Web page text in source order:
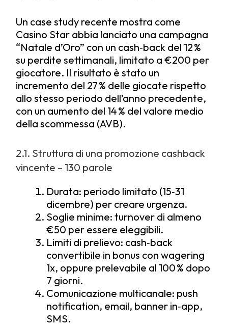
Un case study recente mostra come
Casino Star abbia lanciato una campagna
“Natale d’Oro” con un cash‑back del 12 %
su perdite settimanali, limitato a €200 per
giocatore. Il risultato è stato un
incremento del 27 % delle giocate rispetto
allo stesso periodo dell’anno precedente,
con un aumento del 14 % del valore medio
della scommessa (AVB).
2.1. Struttura di una promozione cashback
vincente – 130 parole
Durata: periodo limitato (15‑31
dicembre) per creare urgenza.
Soglie minime: turnover di almeno
€50 per essere eleggibili.
Limiti di prelievo: cash‑back
convertibile in bonus con wagering
1x, oppure prelevabile al 100 % dopo
7 giorni.
Comunicazione multicanale: push
notification, email, banner in‑app,
SMS.